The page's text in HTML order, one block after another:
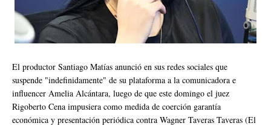
El productor Santiago Matías anunció en sus redes sociales que
suspende "indefinidamente" de su plataforma a la comunicadora e
influencer Amelia Alcántara, luego de que este domingo el juez
Rigoberto Cena impusiera como medida de coerción garantía
económica y presentación periódica contra Wagner Taveras Taveras (El